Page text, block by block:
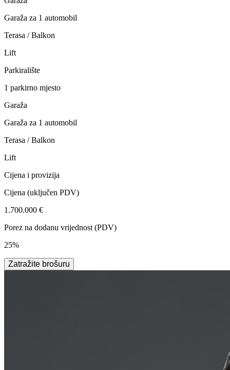
Garaža za 1 automobil
Terasa / Balkon
Lift
Parkiralište
1 parkirno mjesto
Garaža
Garaža za 1 automobil
Terasa / Balkon
Lift
Cijena i provizija
Cijena (uključen PDV)
1.700.000 €
Porez na dodanu vrijednost (PDV)
25%
Zatražite brošuru